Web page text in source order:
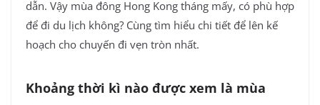
dẫn. Vậy mùa đông Hong Kong tháng mấy, có phù hợp
để đi du lịch không? Cùng tìm hiểu chi tiết để lên kế
hoạch cho chuyến đi vẹn tròn nhất.
Khoảng thời kì nào được xem là mùa